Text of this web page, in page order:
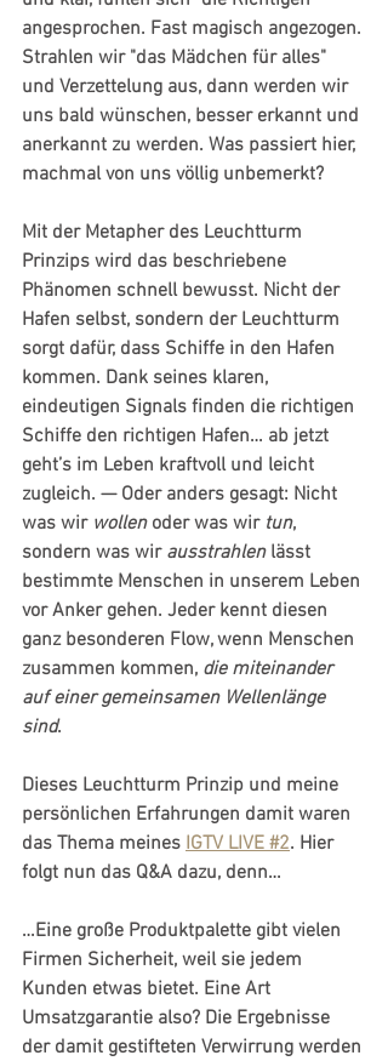
angesprochen. Fast magisch angezogen.
Strahlen wir "das Mädchen für alles"
und Verzettelung aus, dann werden wir
uns bald wünschen, besser erkannt und
anerkannt zu werden. Was passiert hier,
machmal von uns völlig unbemerkt?
Mit der Metapher des Leuchtturm
Prinzips wird das beschriebene
Phänomen schnell bewusst. Nicht der
Hafen selbst, sondern der Leuchtturm
sorgt dafür, dass Schiffe in den Hafen
kommen. Dank seines klaren,
eindeutigen Signals finden die richtigen
Schiffe den richtigen Hafen… ab jetzt
geht’s im Leben kraftvoll und leicht
zugleich. — Oder anders gesagt: Nicht
was wir wollen oder was wir tun,
sondern was wir ausstrahlen lässt
bestimmte Menschen in unserem Leben
vor Anker gehen. Jeder kennt diesen
ganz besonderen Flow, wenn Menschen
zusammen kommen, die miteinander
auf einer gemeinsamen Wellenlänge
sind.
Dieses Leuchtturm Prinzip und meine
persönlichen Erfahrungen damit waren
das Thema meines IGTV LIVE #2. Hier
folgt nun das Q&A dazu, denn…
…Eine große Produktpalette gibt vielen
Firmen Sicherheit, weil sie jedem
Kunden etwas bietet. Eine Art
Umsatzgarantie also? Die Ergebnisse
der damit gestifteten Verwirrung werden